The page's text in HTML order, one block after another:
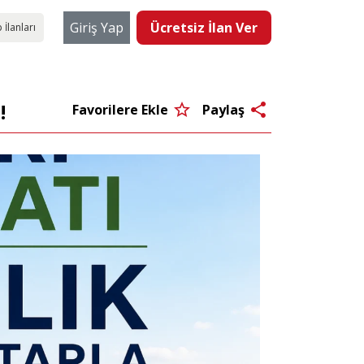
İlanları Giriş Yap Ücretsiz İlan Ver
Favorilere Ekle star_border Paylaş share